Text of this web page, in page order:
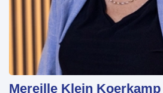
Mereille Klein Koerkamp